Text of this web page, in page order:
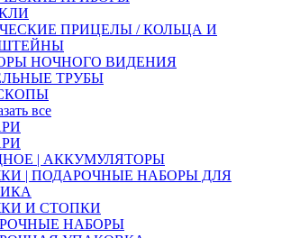
ПРИЦЕЛЫ / КОЛЬЦА И
НОЧНОГО ВИДЕНИЯ
ТРУБЫ
все
| АККУМУЛЯТОРЫ
| ПОДАРОЧНЫЕ НАБОРЫ ДЛЯ
И СТОПКИ
НАБОРЫ